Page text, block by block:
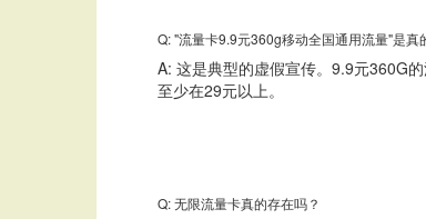
Q: "流量卡9.9元360g移动全国通用流量"是真
A: 这是典型的虚假宣传。9.9元360G
至少在29元以上。
Q: 无限流量卡真的存在吗？